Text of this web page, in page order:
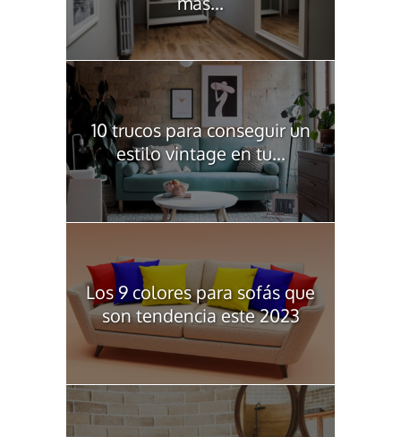
10 trucos para conseguir un
estilo vintage en tu...
Los 9 colores para sofás que
son tendencia este 2023